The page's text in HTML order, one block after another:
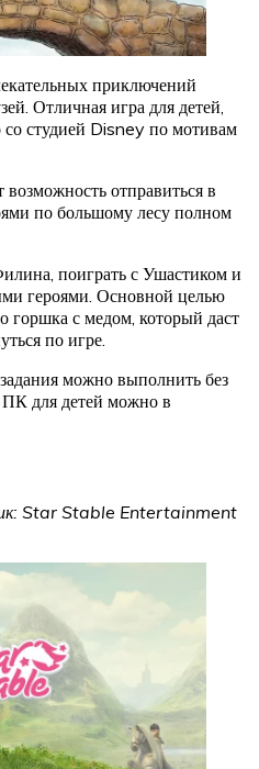
приключений
Отличная игра для детей,
со студией Disney по мотивам
отправиться в
по большому лесу полном
поиграть с Ушастиком и
героями. Основной целью
горшка с медом, который даст
по игре.
можно выполнить без
для детей можно в
Star Stable Entertainment